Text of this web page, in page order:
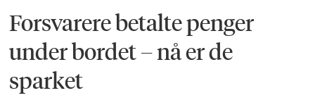
Forsvarere betalte penger
under bordet – nå er de
sparket